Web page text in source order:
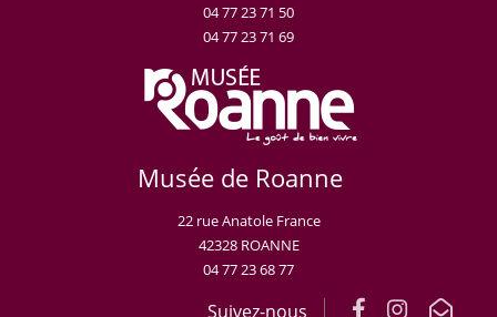
04 77 23 71 50
04 77 23 71 69
Musée de Roanne
22 rue Anatole France
42328 ROANNE
04 77 23 68 77
Suivez-nous